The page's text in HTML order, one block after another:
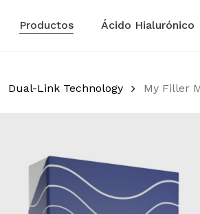
Productos Ácido Hialurónico
Dual-Link Technology My Filler